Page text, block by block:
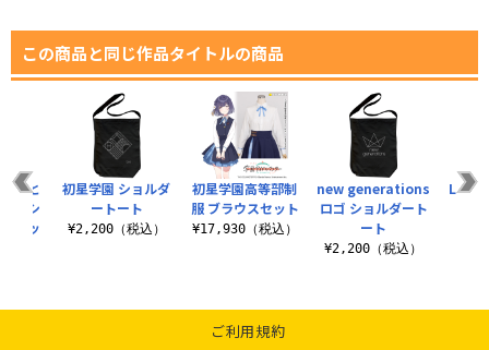
この商品と同じ作品タイトルの商品
初星学園高等部制
服 ブラウスセット
¥17,930（税込）
new generations
ロゴ ショルダート
ート
¥2,200（税込）
こと
ーTシ
テッ
初星学園 ショルダ
ートート
¥2,200（税込）
ご利用規約